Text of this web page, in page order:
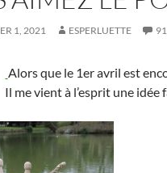
1, 2021 ESPERLUETTE
Alors que le 1er avril est
Il me vient à l’esprit une idée